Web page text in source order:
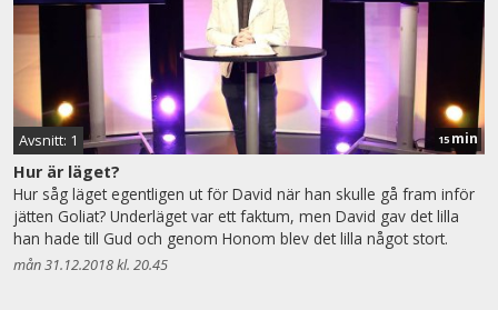
Avsnitt: 1 15 min
Hur är läget?
Hur såg läget egentligen ut för David när han skulle gå fram inför
jätten Goliat? Underläget var ett faktum, men David gav det lilla
han hade till Gud och genom Honom blev det lilla något stort.
mån 31.12.2018 kl. 20.45